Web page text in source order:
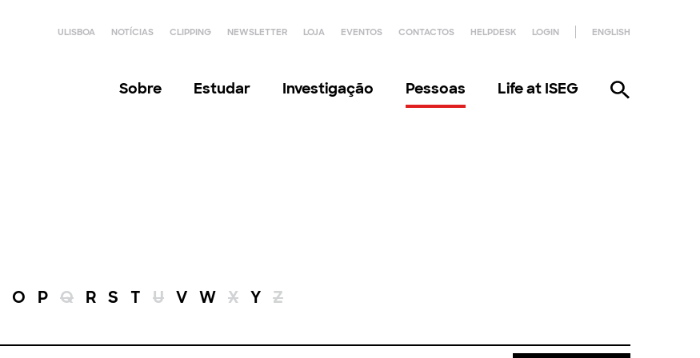
ULISBOA NOTÍCIAS CLIPPING NEWSLETTER LOJA EVENTOS CONTACTOS HELPDESK LOGIN ENGLISH
Sobre Estudar Investigação Pessoas Life at ISEG
O P Q R S T U V W X Y Z